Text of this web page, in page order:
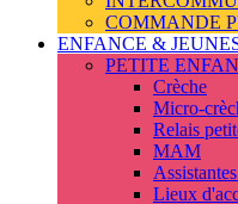
COMMANDE
ENFANCE &
PETITE
Crèche
Micro-
Relais
MAM
Lieux